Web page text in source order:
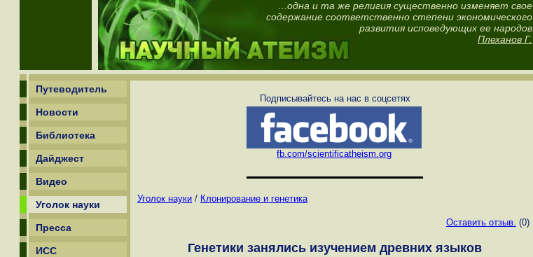
...одна и та же религия существенно изменяет свое
содержание соответственно степени экономического
развития исповедующих ее народов
Плеханов Г.
Путеводитель
Новости
Библиотека
Дайджест
Видео
Уголок науки
Пресса
ИСС
Подписывайтесь на нас в соцсетях
fb.com/scientificatheism.org
Уголок науки / Клонирование и генетика
Оставить отзыв. (0)
Генетики занялись изучением древних языков